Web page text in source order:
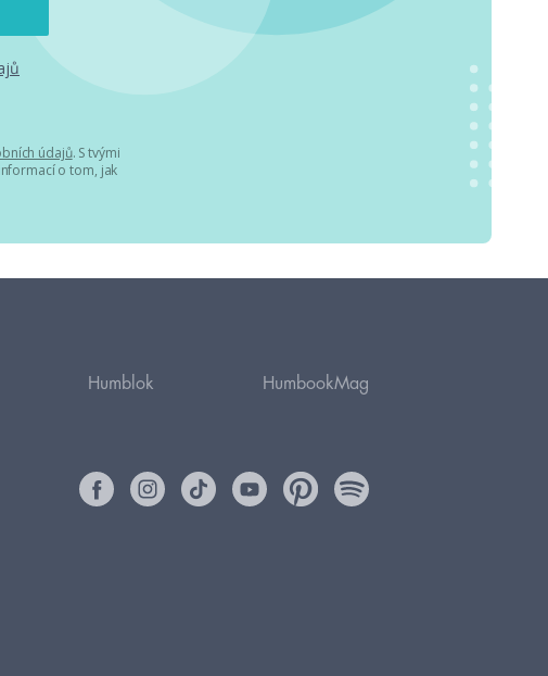
údajů. S tvými
o tom, jak
Humblok HumbookMag